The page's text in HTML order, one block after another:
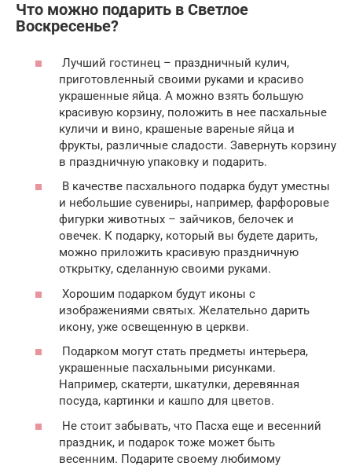
Что можно подарить в Светлое
Воскресенье?
Лучший гостинец – праздничный кулич,
приготовленный своими руками и красиво
украшенные яйца. А можно взять большую
красивую корзину, положить в нее пасхальные
куличи и вино, крашеные вареные яйца и
фрукты, различные сладости. Завернуть корзину
в праздничную упаковку и подарить.
В качестве пасхального подарка будут уместны
и небольшие сувениры, например, фарфоровые
фигурки животных – зайчиков, белочек и
овечек. К подарку, который вы будете дарить,
можно приложить красивую праздничную
открытку, сделанную своими руками.
Хорошим подарком будут иконы с
изображениями святых. Желательно дарить
икону, уже освещенную в церкви.
Подарком могут стать предметы интерьера,
украшенные пасхальными рисунками.
Например, скатерти, шкатулки, деревянная
посуда, картинки и кашпо для цветов.
Не стоит забывать, что Пасха еще и весенний
праздник, и подарок тоже может быть
весенним. Подарите своему любимому